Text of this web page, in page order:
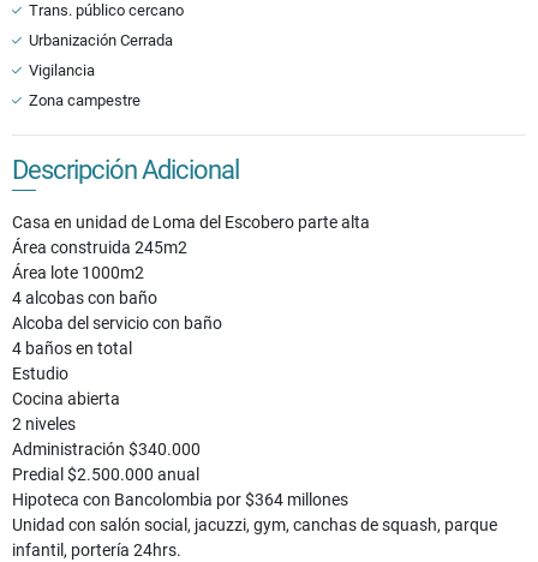
Trans. público cercano
Urbanización Cerrada
Vigilancia
Zona campestre
Descripción Adicional
Casa en unidad de Loma del Escobero parte alta
Área construida 245m2
Área lote 1000m2
4 alcobas con baño
Alcoba del servicio con baño
4 baños en total
Estudio
Cocina abierta
2 niveles
Administración $340.000
Predial $2.500.000 anual
Hipoteca con Bancolombia por $364 millones
Unidad con salón social, jacuzzi, gym, canchas de squash, parque
infantil, portería 24hrs.